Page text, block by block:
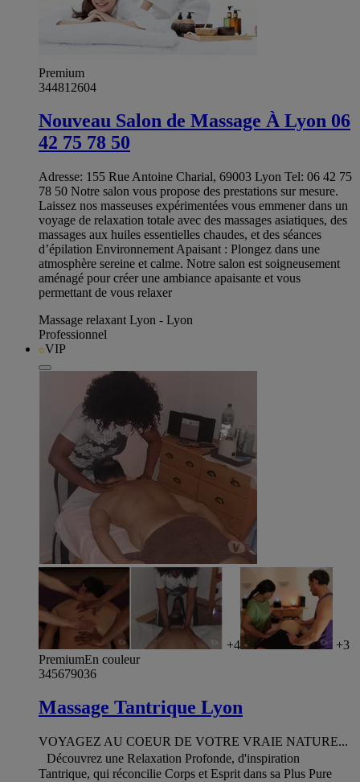
Premium
344812604
Nouveau Salon de Massage À Lyon 06
42 75 78 50
Adresse: 155 Rue Antoine Charial, 69003 Lyon Tel: 06 42 75
78 50 Notre salon vous propose des prestations sur mesure.
Laissez nos masseuses expérimentées vous emmener dans un
voyage de relaxation totale avec des massages asiatiques, des
massages aux huiles essentielles chaudes, et des séances
d’épilation Environnement Apaisant : Plongez dans une
atmosphère sereine et calme. Notre salon est soigneusement
aménagé pour créer une ambiance apaisante et vous
permettant de vous relaxer
Massage relaxant Lyon - Lyon
Professionnel
VIP
+4
+3
PremiumEn couleur
345679036
Massage Tantrique Lyon
VOYAGEZ AU COEUR DE VOTRE VRAIE NATURE...
Découvrez une Relaxation Profonde, d'inspiration
Tantrique, qui réconcilie Corps et Esprit dans sa Plus Pure